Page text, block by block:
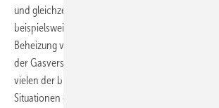
und gleichzeitig die Wirtschaftlichkeit von
beispielsweise von elektrisch betriebenen
Beheizung von Gebäuden. Und von einer
der Gasversorgungssicherheit kann man zurzeit
vielen der bisherigen Szenarien werden die
Situationen erst in der Heizperiode 2023/24